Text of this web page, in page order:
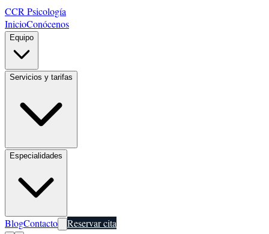
CCR Psicología
InicioConócenos
Equipo
Servicios y tarifas
Especialidades
BlogContacto Reservar cita